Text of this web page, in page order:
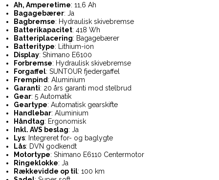
Ah, Amperetime: 11,6 Ah
Bagagebærer: Ja
Bagbremse: Hydraulisk skivebremse
Batterikapacitet: 418 Wh
Batteriplacering: Bagagebærer
Batteritype: Lithium-ion
Display: Shimano E6100
Forbremse: Hydraulisk skivebremse
Forgaffel: SUNTOUR fjedergaffel
Frempind: Aluminium
Garanti: 20 års garanti mod stelbrud
Gear: 5 Automatik
Geartype: Automatisk gearskifte
Handlebar: Aluminium
Håndtag: Ergonomisk
Inkl. AVS beslag: Ja
Lys: Integreret for- og baglygte
Lås: DVN godkendt
Motortype: Shimano E6110 Centermotor
Ringeklokke: Ja
Rækkevidde op til: 100 km